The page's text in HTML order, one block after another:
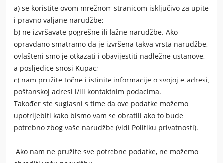
a) se koristite ovom mrežnom stranicom isključivo za upite
i pravno valjane narudžbe;
b) ne izvršavate pogrešne ili lažne narudžbe. Ako
opravdano smatramo da je izvršena takva vrsta narudžbe,
ovlašteni smo je otkazati i obavijestiti nadležne ustanove,
a posljedice snosi Kupac;
c) nam pružite točne i istinite informacije o svojoj e-adresi,
poštanskoj adresi i/ili kontaktnim podacima.
Također ste suglasni s time da ove podatke možemo
upotrijebiti kako bismo vam se obratili ako to bude
potrebno zbog vaše narudžbe (vidi Politiku privatnosti).
Ako nam ne pružite sve potrebne podatke, ne možemo